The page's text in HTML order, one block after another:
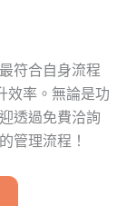
符合自身流程
效率。無論是功
透過免費洽詢
管理流程！